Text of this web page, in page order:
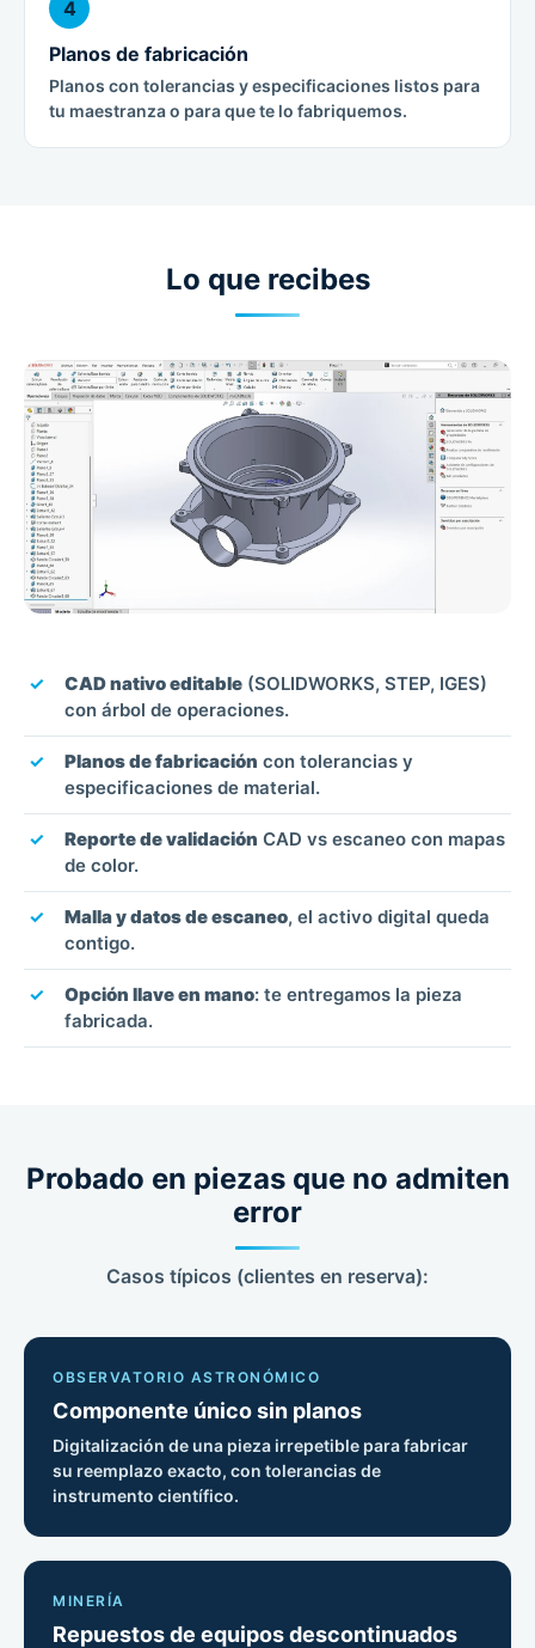
4
Planos de fabricación
Planos con tolerancias y especificaciones listos para
tu maestranza o para que te lo fabriquemos.
Lo que recibes
CAD nativo editable (SOLIDWORKS, STEP, IGES)
con árbol de operaciones.
Planos de fabricación con tolerancias y
especificaciones de material.
Reporte de validación CAD vs escaneo con mapas
de color.
Malla y datos de escaneo, el activo digital queda
contigo.
Opción llave en mano: te entregamos la pieza
fabricada.
Probado en piezas que no admiten
error
Casos típicos (clientes en reserva):
OBSERVATORIO ASTRONÓMICO
Componente único sin planos
Digitalización de una pieza irrepetible para fabricar
su reemplazo exacto, con tolerancias de
instrumento científico.
MINERÍA
Repuestos de equipos descontinuados